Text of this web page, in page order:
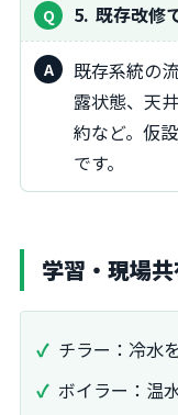
5 既存改修
既存系統の流量バランス、腐食・スケール、防
露状態、天
約など。仮
です。
学習・現場
チラー：冷水
ボイラー：温